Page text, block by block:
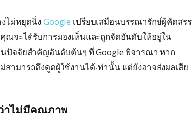
ไม่หยุดนิ่ง Google เปรียบเสมือนบรรณารักษ์ผู้คัดสรร
ณจะได้รับการมองเห็นและถูกจัดอันดับให้อยู่ใน
ปัจจัยสำคัญอันดับต้นๆ ที่ Google พิจารณา หาก
ามารถดึงดูดผู้ใช้งานได้เท่านั้น แต่ยังอาจส่งผลเสีย
าไม่มีคุณภาพ